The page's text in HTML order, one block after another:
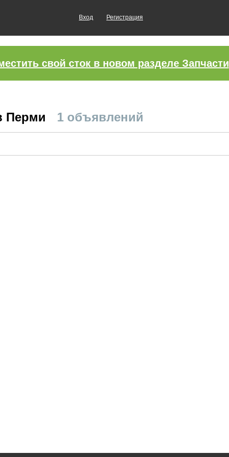
Вход Регистрация
свой сток в новом разделе Запчасти
Перми 1 объявлений